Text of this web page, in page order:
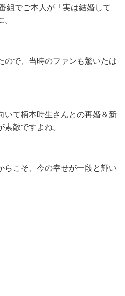
組でご本人が「実は結婚して
ので、当時のファンも驚いたは
いて柄本時生さんとの再婚＆新
敵ですよね。
らこそ、今の幸せが一段と輝い